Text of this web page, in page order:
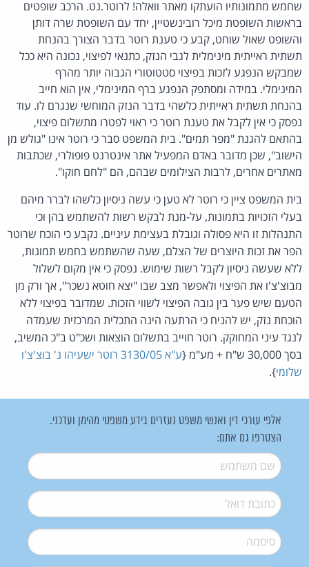
שחמש מתמונותיו הועתקו מאתר וואלה! לרוטר.נט. הרכב שופטים
בראשות השופטת מיכל רובינשטיין, יחד עם השופטת שרה דותן
והשופט שאול שוחט, קבע כי טענת רוטר בדבר הצורך בהנחת
תשתית ראייתית מינימלית לגבי הנזק, כתנאי לפיצוי, נכונה היא ככל
שמבקש הנפגע לזכות בפיצוי סטטוטורי הגבוה יותר מהרף
המינימלי. במידה ומסתפק הנפגע ברף המינימלי, אין הוא חייב
בהנחת תשתית ראייתית כלשהי בדבר הנזק המוחשי שנגרם לו. עוד
נפסק כי אין לקבל את טענת רוטר כי ראוי לפטרו מתשלום פיצוי,
בהתאם להגנת "מפר תמים". בית המשפט סבר כי רוטר אינו "גולש מן
הישוב", שכן מדובר באדם המפעיל אתר אינטרנט פופולרי, שכתבות
מאתרים אחרים, לרבות הצילומים שבהם, הם "לחם חוקו".
בית המשפט ציין כי רוטר לא טען כי עשה ניסיון כלשהו לברר מיהם
בעלי הזכויות בתמונות, על-מנת לבקש רשות להשתמש בהן וכי
התנהלות זו היא פסולה וגובלת בעצימת עיניים. נקבע כי הוכח שרוטר
הפר את זכות היוצרים של הצלם, שעה שהשתמש בחמש תמונות,
ללא שעשה ניסיון לקבל רשות שימוש. נפסק כי אין מקום לשלול
מבוצ'צ'ו את הפיצוי ולאפשר מצב שבו "יצא חוטא נשכר", אך ורק מן
הטעם שיש פער בין גובה הפיצוי לשווי הזכות. שמדובר בפיצוי ללא
הוכחת נזק, יש להניח כי הרתעה הינה התכלית המרכזית שעמדה
לנגד עיני המחוקק. רוטר חוייב בתשלום הוצאות ושכ"ט ב"כ המשיב,
בסך 30,000 ש"ח + מע"מ {
ע"א 3130/05 רוטר ישעיהו נ' בוצ'צ'ו
שלומי}.
אלפי עורכי דין ואנשי משפט נעזרים בידע משפטי מהימן ועדכני.
הצטרפו גם אתם:
שם משתמש*
דואל*
סיסמה*